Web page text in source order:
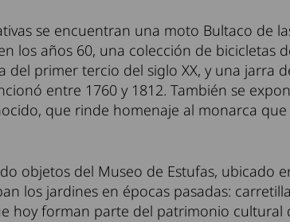
se encuentran una moto Bultaco de
los años 60, una colección de bicicletas
del primer tercio del siglo XX, y una jarra
entre 1760 y 1812. También se
que rinde homenaje al monarca
objetos del Museo de Estufas, ubicado
los jardines en épocas pasadas:
hoy forman parte del patrimonio cultural